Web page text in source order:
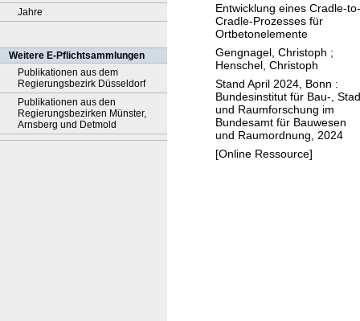
Jahre
Weitere E-Pflichtsammlungen
Publikationen aus dem
Regierungsbezirk Düsseldorf
Publikationen aus den
Regierungsbezirken Münster,
Arnsberg und Detmold
A
u
f
b
a
u
Entwicklung eines Cradle-to-
Cradle-Prozesses für
Ortbetonelemente
Gengnagel, Christoph ;
Henschel, Christoph
Stand April 2024, Bonn :
Bundesinstitut für Bau-,
und Raumforschung im
Bundesamt für Bauwesen
und Raumordnung, 2024
[Online Ressource]